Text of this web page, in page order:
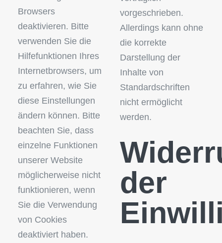
Browsers
deaktivieren. Bitte
verwenden Sie die
Hilfefunktionen Ihres
Internetbrowsers, um
zu erfahren, wie Sie
diese Einstellungen
ändern können. Bitte
beachten Sie, dass
einzelne Funktionen
unserer Website
möglicherweise nicht
funktionieren, wenn
Sie die Verwendung
von Cookies
deaktiviert haben.
vorgeschrieben.
Allerdings kann ohne
die korrekte
Darstellung der
Inhalte von
Standardschriften
nicht ermöglicht
werden.
der